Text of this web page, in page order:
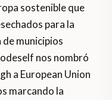
sostenible que
para la
municipios
nos nombró
a European Union
marcando la